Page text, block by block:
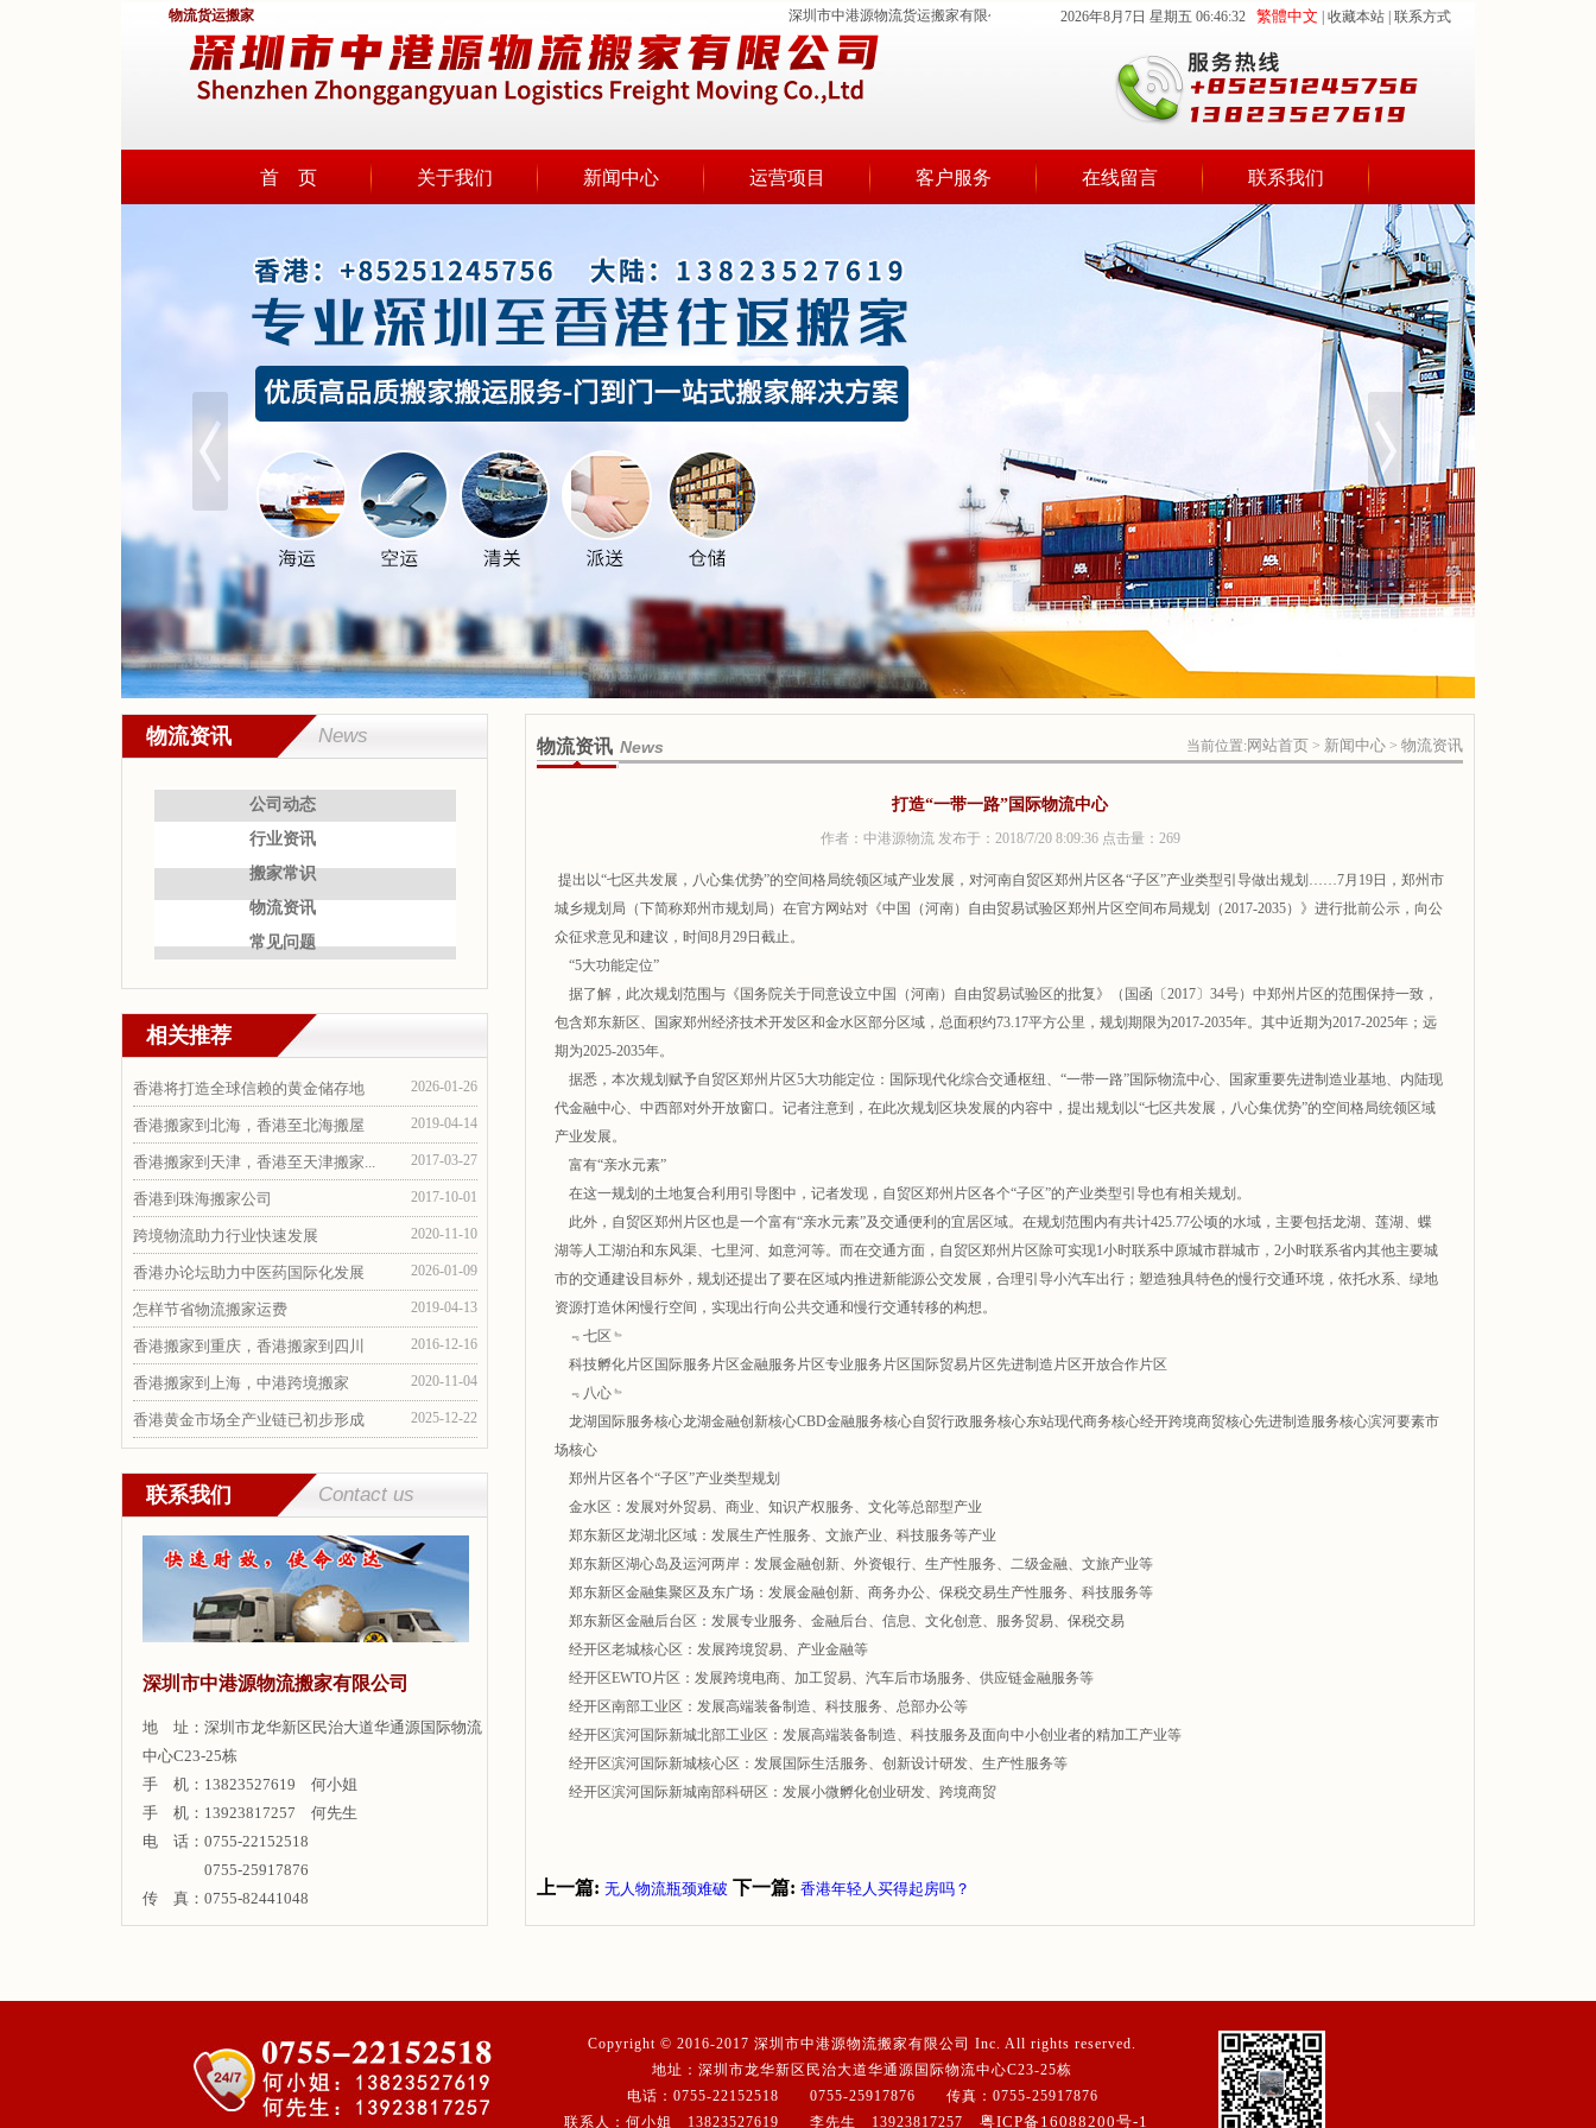
物流货运搬家 深圳市中港源物流货运搬家有限公司专业为您提供香港、澳门特别行政区与全国各地的货物物流、货运、搬迁和搬家的运输往返业
2026年8月7日 星期五 06:46:32 繁體中文 | 收藏本站 | 联系方式
首 页 关于我们 新闻中心 运营项目 客户服务 在线留言 联系我们
物流资讯 News
公司动态
行业资讯
搬家常识
物流资讯
常见问题
相关推荐
2026-01-26
香港将打造全球信赖的黄金储存地
2019-04-14
香港搬家到北海，香港至北海搬屋
2017-03-27
香港搬家到天津，香港至天津搬家...
2017-10-01
香港到珠海搬家公司
2020-11-10
跨境物流助力行业快速发展
2026-01-09
香港办论坛助力中医药国际化发展
2019-04-13
怎样节省物流搬家运费
2016-12-16
香港搬家到重庆，香港搬家到四川
2020-11-04
香港搬家到上海，中港跨境搬家
2025-12-22
香港黄金市场全产业链已初步形成
联系我们 Contact us
深圳市中港源物流搬家有限公司
地 址：深圳市龙华新区民治大道华通源国际物流
中心C23-25栋
手 机：13823527619 何小姐
手 机：13923817257 何先生
电 话：0755-22152518
0755-25917876
传 真：0755-82441048
当前位置: 网站首页 > 新闻中心 > 物流资讯
物流资讯 News
打造“一带一路”国际物流中心
作者：中港源物流 发布于：2018/7/20 8:09:36 点击量： 269
提出以“七区共发展，八心集优势”的空间格局统领区域产业发展，对河南自贸区郑州片区各“子区”产业类型引导做出规划……7月19日，郑州市
城乡规划局（下简称郑州市规划局）在官方网站对《中国（河南）自由贸易试验区郑州片区空间布局规划（2017-2035）》进行批前公示，向公
众征求意见和建议，时间8月29日截止。
“5大功能定位”
据了解，此次规划范围与《国务院关于同意设立中国（河南）自由贸易试验区的批复》（国函〔2017〕34号）中郑州片区的范围保持一致，
包含郑东新区、国家郑州经济技术开发区和金水区部分区域，总面积约73.17平方公里，规划期限为2017-2035年。其中近期为2017-2025年；远
期为2025-2035年。
据悉，本次规划赋予自贸区郑州片区5大功能定位：国际现代化综合交通枢纽、“一带一路”国际物流中心、国家重要先进制造业基地、内陆现
代金融中心、中西部对外开放窗口。记者注意到，在此次规划区块发展的内容中，提出规划以“七区共发展，八心集优势”的空间格局统领区域
产业发展。
富有“亲水元素”
在这一规划的土地复合利用引导图中，记者发现，自贸区郑州片区各个“子区”的产业类型引导也有相关规划。
此外，自贸区郑州片区也是一个富有“亲水元素”及交通便利的宜居区域。在规划范围内有共计425.77公顷的水域，主要包括龙湖、莲湖、蝶
湖等人工湖泊和东风渠、七里河、如意河等。而在交通方面，自贸区郑州片区除可实现1小时联系中原城市群城市，2小时联系省内其他主要城
市的交通建设目标外，规划还提出了要在区域内推进新能源公交发展，合理引导小汽车出行；塑造独具特色的慢行交通环境，依托水系、绿地
资源打造休闲慢行空间，实现出行向公共交通和慢行交通转移的构想。
﹃七区﹄
科技孵化片区国际服务片区金融服务片区专业服务片区国际贸易片区先进制造片区开放合作片区
﹃八心﹄
龙湖国际服务核心龙湖金融创新核心CBD金融服务核心自贸行政服务核心东站现代商务核心经开跨境商贸核心先进制造服务核心滨河要素市
场核心
郑州片区各个“子区”产业类型规划
金水区：发展对外贸易、商业、知识产权服务、文化等总部型产业
郑东新区龙湖北区域：发展生产性服务、文旅产业、科技服务等产业
郑东新区湖心岛及运河两岸：发展金融创新、外资银行、生产性服务、二级金融、文旅产业等
郑东新区金融集聚区及东广场：发展金融创新、商务办公、保税交易生产性服务、科技服务等
郑东新区金融后台区：发展专业服务、金融后台、信息、文化创意、服务贸易、保税交易
经开区老城核心区：发展跨境贸易、产业金融等
经开区EWTO片区：发展跨境电商、加工贸易、汽车后市场服务、供应链金融服务等
经开区南部工业区：发展高端装备制造、科技服务、总部办公等
经开区滨河国际新城北部工业区：发展高端装备制造、科技服务及面向中小创业者的精加工产业等
经开区滨河国际新城核心区：发展国际生活服务、创新设计研发、生产性服务等
经开区滨河国际新城南部科研区：发展小微孵化创业研发、跨境商贸
上一篇: 无人物流瓶颈难破 下一篇: 香港年轻人买得起房吗？
Copyright © 2016-2017 深圳市中港源物流搬家有限公司 Inc. All rights reserved.
地址：深圳市龙华新区民治大道华通源国际物流中心C23-25栋
电话：0755-22152518 0755-25917876 传真：0755-25917876
联系人：何小姐 13823527619 李先生 13923817257
粤ICP备16088200号-1